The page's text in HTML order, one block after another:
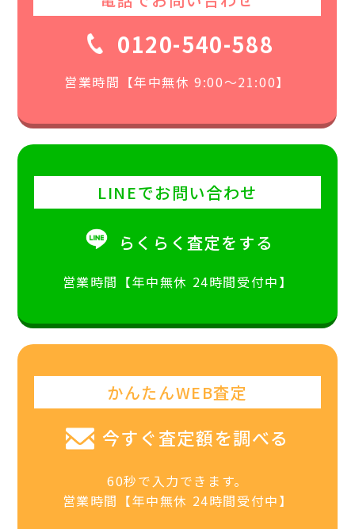
0120-540-588
営業時間【年中無休 9:00〜21:00】
LINEでお問い合わせ
らくらく査定をする
営業時間【年中無休 24時間受付中】
かんたんWEB査定
今すぐ査定額を調べる
60秒で入力できます。
営業時間【年中無休 24時間受付中】